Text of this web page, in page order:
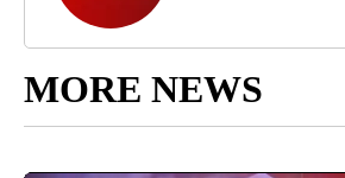
MORE NEWS